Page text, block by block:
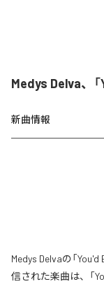
Medys Delva、
新曲情報
Medys Delvaの「
信された楽曲は、「